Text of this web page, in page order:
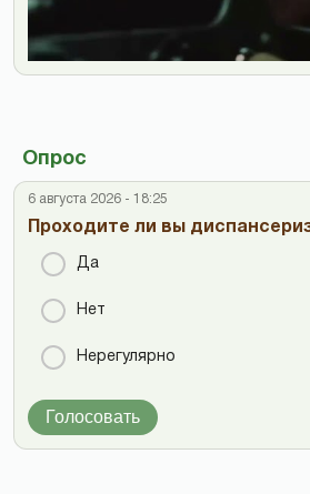
Опрос
6 августа 2026 - 18:25
Проходите ли вы
Да
Нет
Нерегулярно
Голосовать